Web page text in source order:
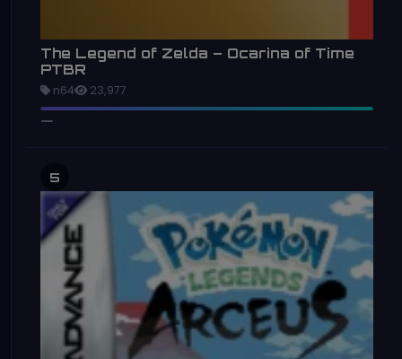
The Legend of Zelda – Ocarina of Time
PTBR
n64 23,977
5